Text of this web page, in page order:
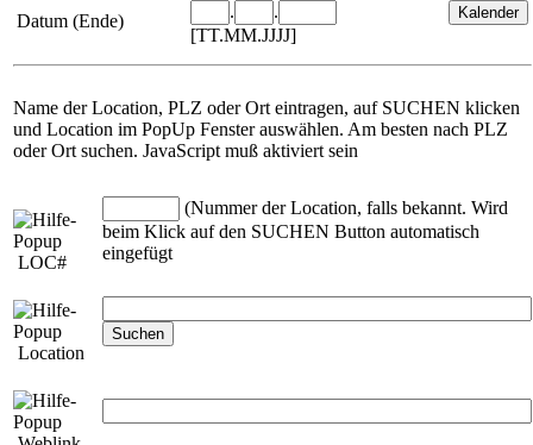
Datum (Ende) .
.
[TT.MM.JJJJ]
Name der Location, PLZ oder Ort eintragen, auf SUCHEN klicken
und Location im PopUp Fenster auswählen. Am besten nach PLZ
oder Ort suchen. JavaScript muß aktiviert sein
LOC#
(Nummer der Location, falls bekannt. Wird
beim Klick auf den SUCHEN Button automatisch
eingefügt
Location